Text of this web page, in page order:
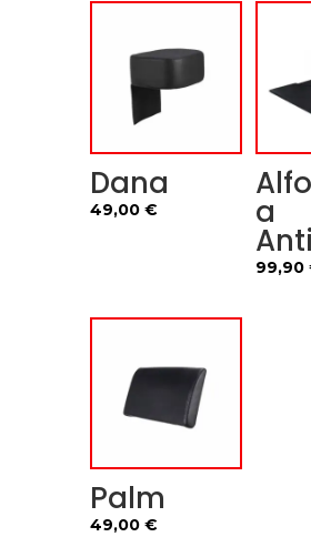
Dana
49,00 € a
99,90
Palm
49,00 €